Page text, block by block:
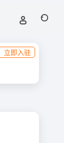
立即入驻